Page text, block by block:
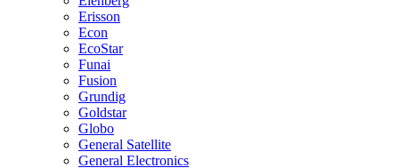
Erisson
Econ
EcoStar
Funai
Fusion
Grundig
Goldstar
Globo
General Satellite
General Electronics